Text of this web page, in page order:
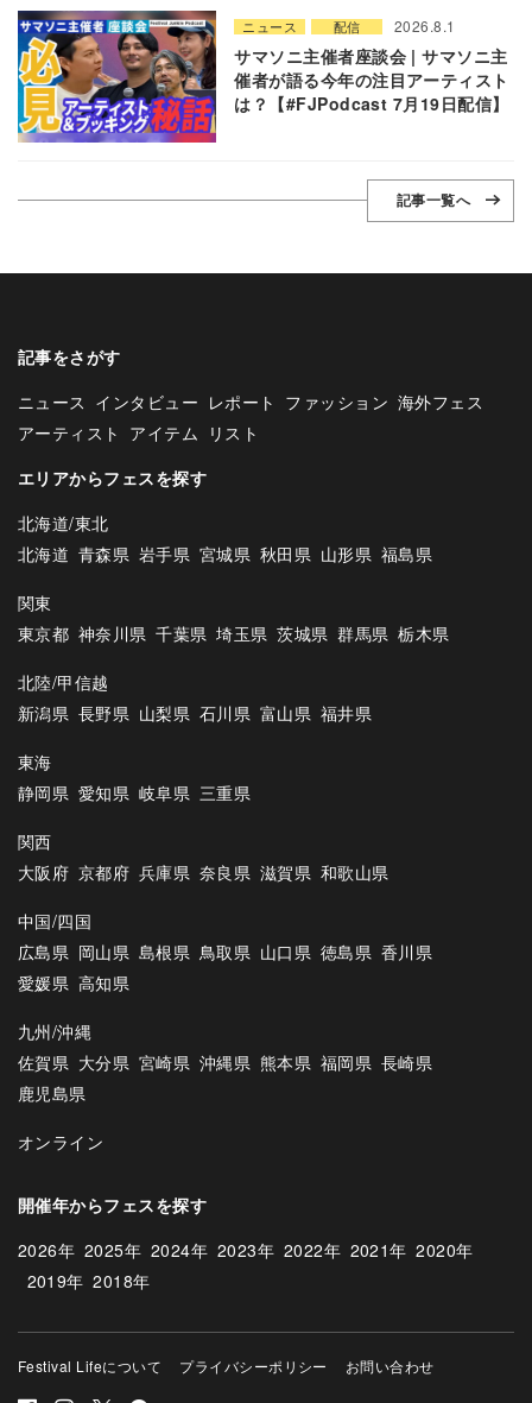
ニュース 配信 2026.8.1
サマソニ主催者座談会 | サマソニ主
催者が語る今年の注目アーティスト
は？【#FJPodcast 7月19日配信】
記事一覧へ
記事をさがす
ニュース インタビュー レポート ファッション 海外フェス
アーティスト アイテム リスト
エリアからフェスを探す
北海道/東北
北海道 青森県 岩手県 宮城県 秋田県 山形県 福島県
関東
東京都 神奈川県 千葉県 埼玉県 茨城県 群馬県 栃木県
北陸/甲信越
新潟県 長野県 山梨県 石川県 富山県 福井県
東海
静岡県 愛知県 岐阜県 三重県
関西
大阪府 京都府 兵庫県 奈良県 滋賀県 和歌山県
中国/四国
広島県 岡山県 島根県 鳥取県 山口県 徳島県 香川県
愛媛県 高知県
九州/沖縄
佐賀県 大分県 宮崎県 沖縄県 熊本県 福岡県 長崎県
鹿児島県
オンライン
開催年からフェスを探す
2026年 2025年 2024年 2023年 2022年 2021年 2020年
2019年 2018年
Festival Lifeについて プライバシーポリシー お問い合わせ